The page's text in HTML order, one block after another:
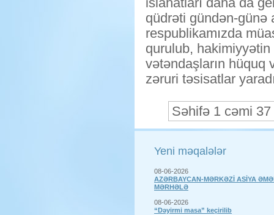
qüdrəti gündən-günə
respublikamızda
qurulub, hakimiyyətin
vətəndaşların hüquq
zəruri təsisatlar
Səhifə 1 cəmi 37
Yeni məqalələr
08-06-2026
AZƏRBAYCAN-MƏRKƏZİ ASİYA
MƏRHƏLƏ
08-06-2026
“Dəyirmi masa” keçirilib